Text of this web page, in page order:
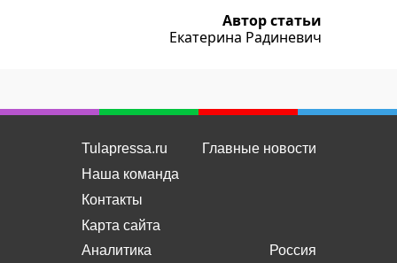
Автор статьи
Екатерина Радиневич
Tulapressa.ru
Наша команда
Контакты
Карта сайта
Главные новости
Аналитика
Россия